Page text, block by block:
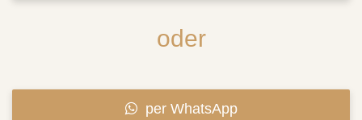
oder
per WhatsApp